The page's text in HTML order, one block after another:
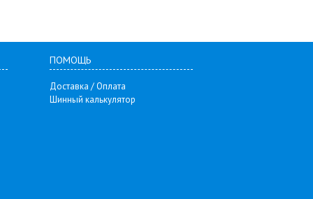
ПОМОЩЬ
Доставка / Оплата
Шинный калькулятор